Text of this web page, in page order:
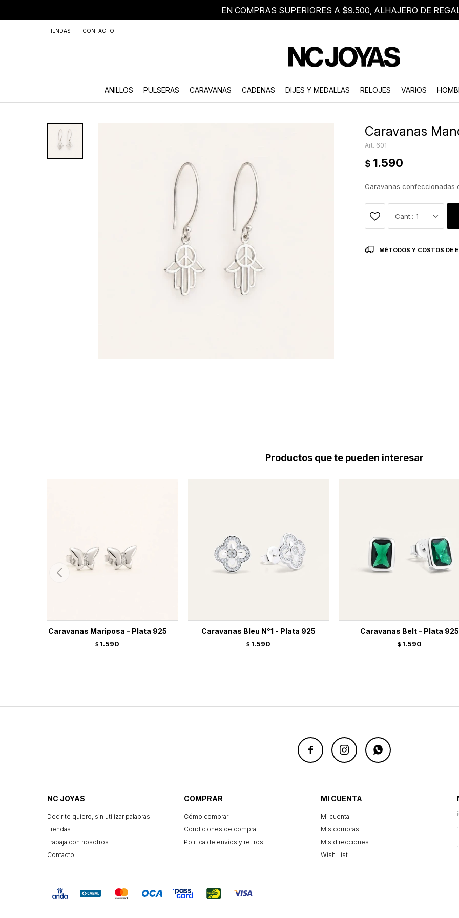
EN COMPRAS SUPERIORES A $9.500, ALHAJERO DE
ANILLOS PULSERAS CARAVANAS CADENAS DIJES Y MEDALLAS RELOJES VARIOS
TIENDAS CONTACTO
Caravanas
601
$ 1.590
Caravanas confeccionadas
1
MÉTODOS Y COSTOS DE
Productos que te pueden interesar
Caravanas Mariposa - Plata 925
$ 1.590
Caravanas Bleu N°1 - Plata 925
$ 1.590
Caravanas Belt - Plata 925
$ 1.590
  
NC JOYAS
Decir te quiero, sin utilizar palabras
Tiendas
Trabaja con nosotros
Contacto
COMPRAR
Cómo comprar
Condiciones de compra
Politica de envíos y retiros
MI CUENTA
Mi cuenta
Mis compras
Mis direcciones
Wish List